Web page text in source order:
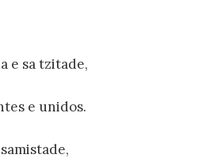
e sa tzitade,
e unidos.